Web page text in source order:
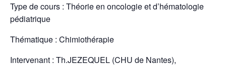
Type de cours : Théorie en oncologie et d’hématologie
pédiatrique
Thématique : Chimiothérapie
Intervenant : Th.JEZEQUEL (CHU de Nantes),